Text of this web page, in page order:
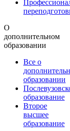
О
дополнительном
образовании
Все о
образовании
образование
Второе
высшее
образование